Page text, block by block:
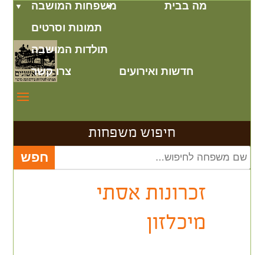
מה בבית
משפחות המושבה
תמונות וסרטים
תולדות המושבה
חדשות ואירועים
צרו קשר
חיפוש משפחות
זכרונות אסתי
מיכלזון